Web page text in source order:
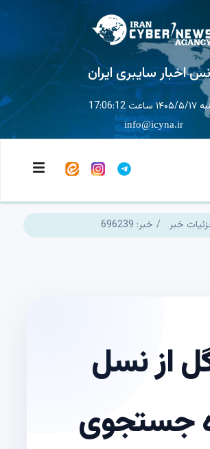
اخبار سایبری ایران
17:06:12
info@icyna.ir
خبر خبر: 696239
از نسل
جستجوی